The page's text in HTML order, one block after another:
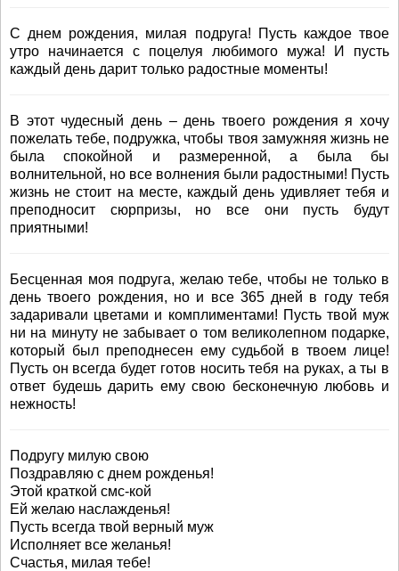
С днем рождения, милая подруга! Пусть каждое твое
утро начинается с поцелуя любимого мужа! И пусть
каждый день дарит только радостные моменты!
В этот чудесный день – день твоего рождения я хочу
пожелать тебе, подружка, чтобы твоя замужняя жизнь не
была спокойной и размеренной, а была бы
волнительной, но все волнения были радостными! Пусть
жизнь не стоит на месте, каждый день удивляет тебя и
преподносит сюрпризы, но все они пусть будут
приятными!
Бесценная моя подруга, желаю тебе, чтобы не только в
день твоего рождения, но и все 365 дней в году тебя
задаривали цветами и комплиментами! Пусть твой муж
ни на минуту не забывает о том великолепном подарке,
который был преподнесен ему судьбой в твоем лице!
Пусть он всегда будет готов носить тебя на руках, а ты в
ответ будешь дарить ему свою бесконечную любовь и
нежность!
Подругу милую свою
Поздравляю с днем рожденья!
Этой краткой смс-кой
Ей желаю наслажденья!
Пусть всегда твой верный муж
Исполняет все желанья!
Счастья, милая тебе!